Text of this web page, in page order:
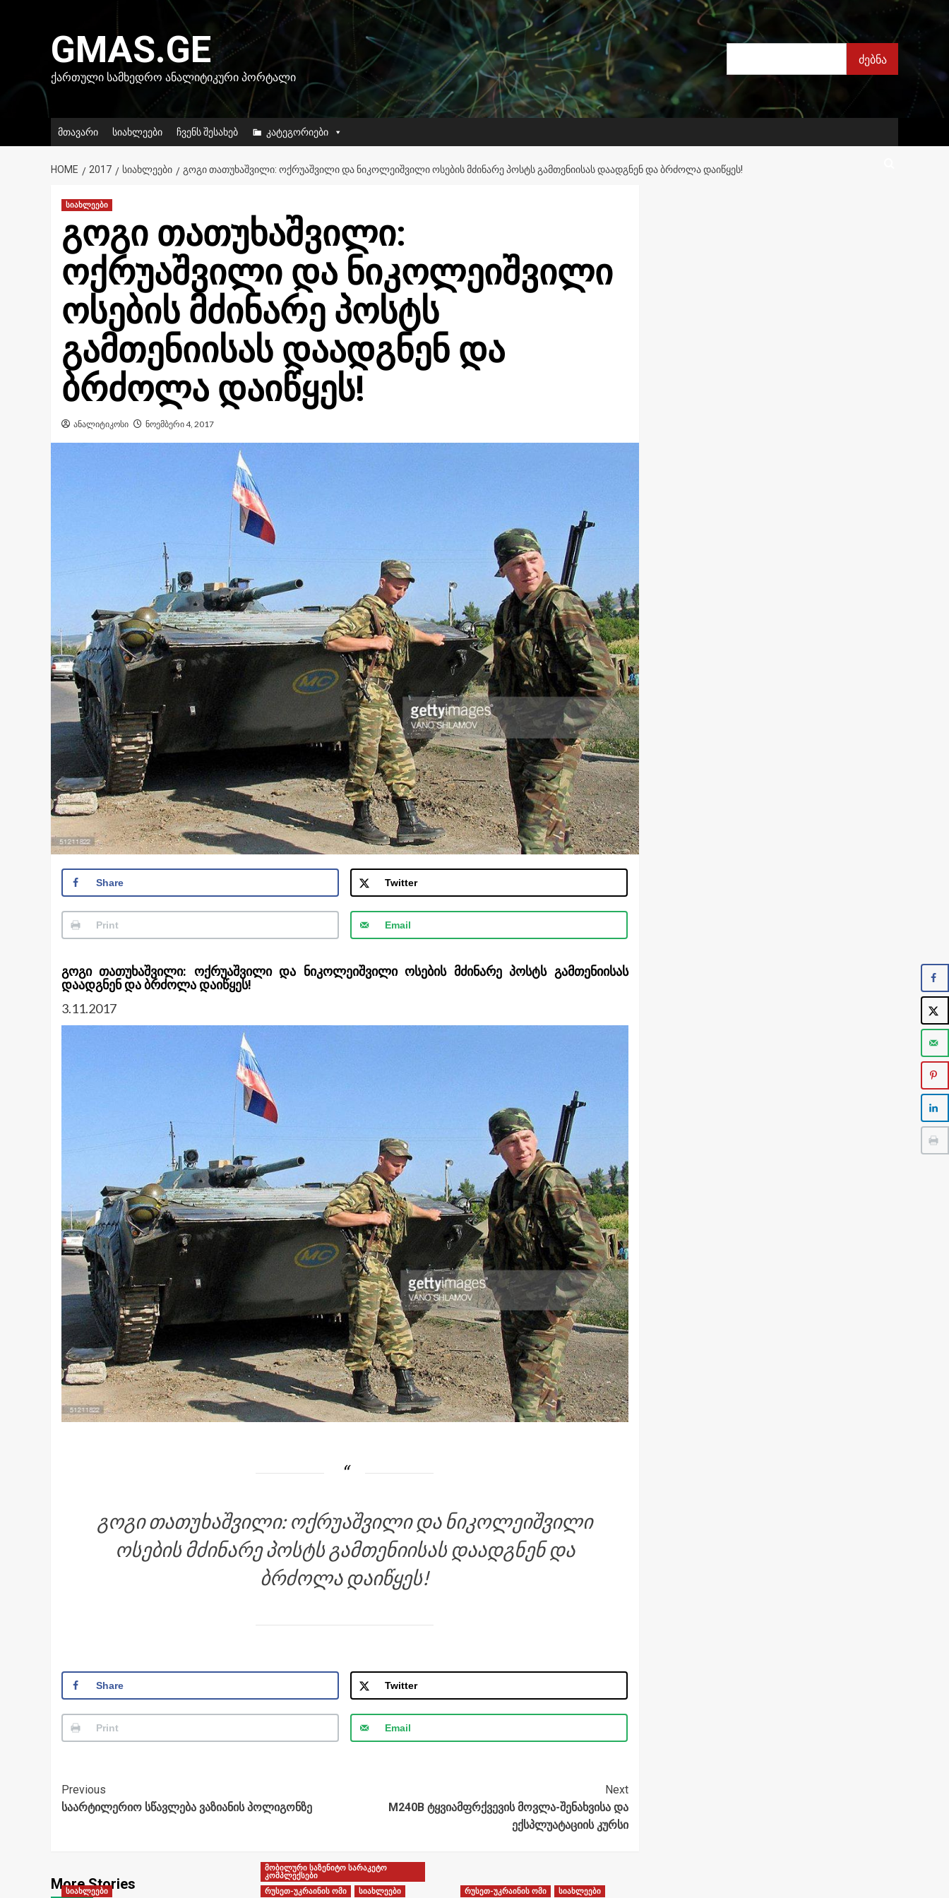
GMAS.GE
ᲥᲐᲠᲗᲣᲚᲘ ᲡᲐᲛᲮᲔᲓᲠᲝ ᲐᲜᲐᲚᲘᲢᲘᲙᲣᲠᲘ ᲞᲝᲠᲢᲐᲚᲘ
ძებნა
ძებნა
მთავარი სიახლეები ჩვენს შესახებ კატეგორიები
HOME 2017 ᲡᲘᲐᲮᲚᲔᲔᲑᲘ ᲒᲝᲒᲘ ᲗᲐᲗᲣᲮᲐᲨᲕᲘᲚᲘ: ᲝᲥᲠᲣᲐᲨᲕᲘᲚᲘ ᲓᲐ ᲜᲘᲙᲝᲚᲔᲘᲨᲕᲘᲚᲘ ᲝᲡᲔᲑᲘᲡ ᲛᲫᲘᲜᲐᲠᲔ ᲞᲝᲡᲢᲡ ᲒᲐᲛᲗᲔᲜᲘᲘᲡᲐᲡ ᲓᲐᲐᲓᲒᲜᲔᲜ ᲓᲐ ᲑᲠᲫᲝᲚᲐ ᲓᲐᲘᲬᲧᲔᲡ!
სიახლეები
გოგი თათუხაშვილი:
ოქრუაშვილი და ნიკოლეიშვილი
ოსების მძინარე პოსტს
გამთენიისას დაადგნენ და
ბრძოლა დაიწყეს!
ანალიტიკოსი ნოემბერი 4, 2017
Share Twitter
Print Email
გოგი თათუხაშვილი: ოქრუაშვილი და ნიკოლეიშვილი ოსების მძინარე პოსტს გამთენიისას
დაადგნენ და ბრძოლა დაიწყეს!
3.11.2017
გოგი თათუხაშვილი: ოქრუაშვილი და ნიკოლეიშვილი
ოსების მძინარე პოსტს გამთენიისას დაადგნენ და
ბრძოლა დაიწყეს!
Share Twitter
Print Email
Post
Navigation
Previous
საარტილერიო სწავლება ვაზიანის პოლიგონზე
Next
M240B ტყვიამფრქვევის მოვლა-შენახვისა და
ექსპლუატაციის კურსი
More Stories
სიახლეები
მობილური საზენიტო სარაკეტო
კომპლექსები
რუსეთ-უკრაინის ომი
სიახლეები რუსეთ-უკრაინის ომი სიახლეები